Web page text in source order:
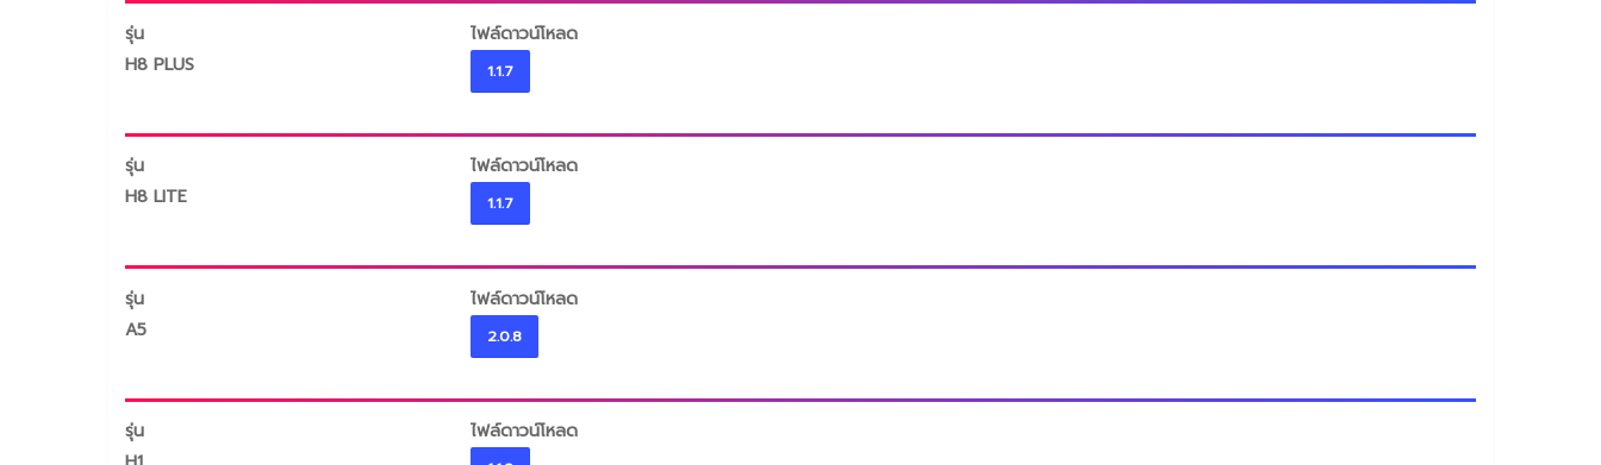
รุ่น
H8 PLUS
ไฟล์ดาวน์โหลด
1.1.7
รุ่น
H8 LITE
ไฟล์ดาวน์โหลด
1.1.7
รุ่น
A5
ไฟล์ดาวน์โหลด
2.0.8
รุ่น
ไฟล์ดาวน์โหลด